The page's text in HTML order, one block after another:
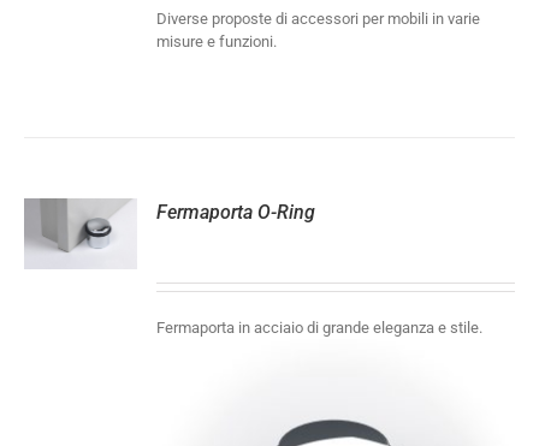
Diverse proposte di accessori per mobili in varie
misure e funzioni.
Fermaporta O-Ring
Fermaporta in acciaio di grande eleganza e stile.